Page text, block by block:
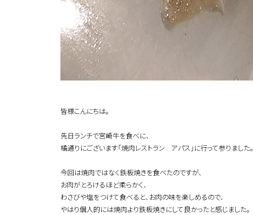
皆様こんにちは。
先日ランチで宮崎牛を食べに、
橘通りにございます「焼肉レストラン アパス」に行って参りました。
今回は焼肉ではなく鉄板焼きを食べたのですが、
お肉がとろけるほど柔らかく、
わさびや塩をつけて食べると、お肉の味を楽しめるので、
やはり個人的には焼肉より鉄板焼きにして良かったと感じました。